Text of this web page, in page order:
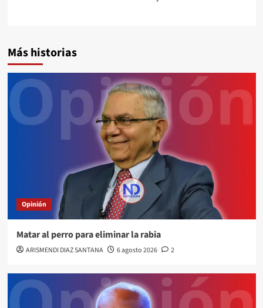
Más historias
Opinión
Matar al perro para eliminar la rabia
ARISMENDI DIAZ SANTANA 6 agosto 2026 2